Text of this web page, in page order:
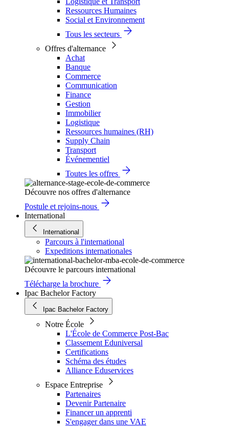
Ressources Humaines
Social et Environnement
Tous les secteurs
Offres d'alternance
Achat
Banque
Commerce
Communication
Finance
Gestion
Immobilier
Logistique
Ressources humaines (RH)
Supply Chain
Transport
Événementiel
Toutes les offres
Découvre nos offres d'alternance
Postule et rejoins-nous
International
International
Parcours à l'international
Expeditions internationales
Découvre le parcours international
Télécharge la brochure
Ipac Bachelor Factory
Ipac Bachelor Factory
Notre École
L'École de Commerce Post-Bac
Classement Eduniversal
Certifications
Schéma des études
Alliance Eduservices
Espace Entreprise
Partenaires
Devenir Partenaire
Financer un apprenti
S'engager dans une VAE